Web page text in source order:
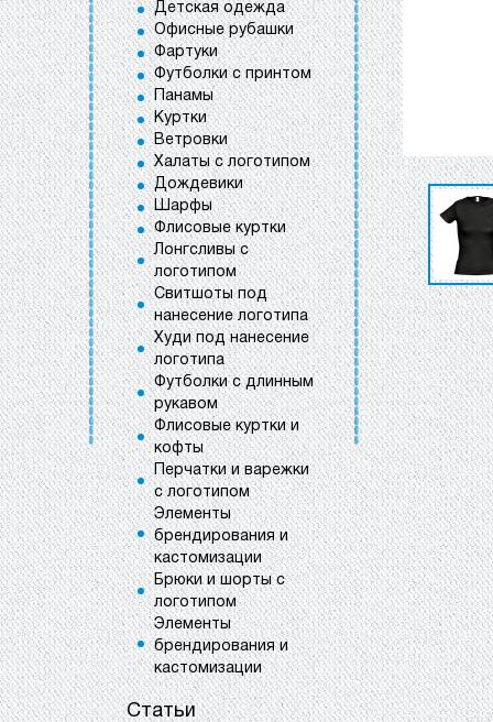
Детская одежда
Офисные рубашки
Фартуки
Футболки с принтом
Панамы
Куртки
Ветровки
Халаты с логотипом
Дождевики
Шарфы
Флисовые куртки
Лонгсливы с
логотипом
Свитшоты под
нанесение логотипа
Худи под нанесение
логотипа
Футболки с длинным
рукавом
Флисовые куртки и
кофты
Перчатки и варежки
с логотипом
Элементы
брендирования и
кастомизации
Брюки и шорты с
логотипом
Элементы
брендирования и
кастомизации
Статьи